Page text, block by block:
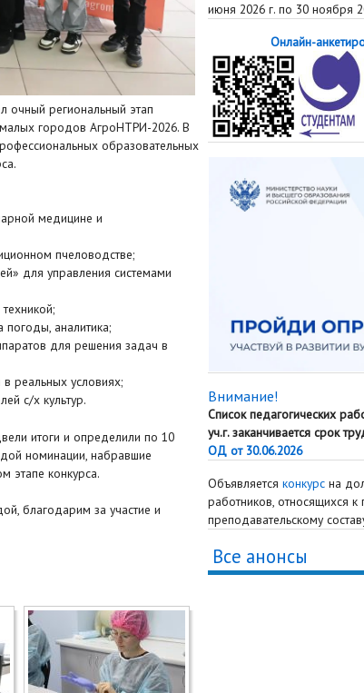
очный региональный этап
городов АгроНТРИ-2026. В
образовательных
медицине и
пчеловодстве;
для управления системами
аналитика;
для решения задач в
реальных условиях;
с/х культур.
итоги и определили по 10
номинации, набравшие
этапе конкурса.
благодарим за участие и
июня 2026 г. по 30 ноября
Онлайн-
Внимание!
Список педагогических
уч.г. заканчивается срок
ОД от 30.06.2026
Объявляется конкурс на
работников, относящихся к
преподавательскому
Все анонсы